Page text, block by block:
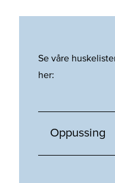
Se våre
her:
Oppussing